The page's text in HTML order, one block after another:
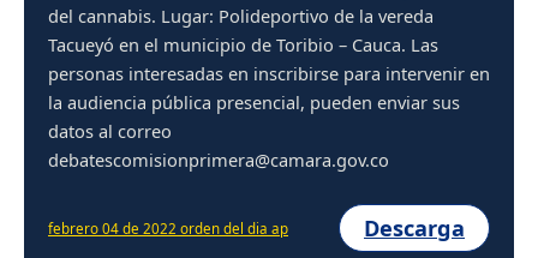
del cannabis. Lugar: Polideportivo de la vereda
Tacueyó en el municipio de Toribio – Cauca. Las
personas interesadas en inscribirse para intervenir en
la audiencia pública presencial, pueden enviar sus
datos al correo
debatescomisionprimera@camara.gov.co
febrero 04 de 2022 orden del dia ap Descarga